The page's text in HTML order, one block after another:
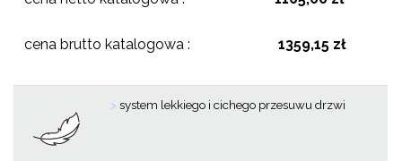
cena brutto katalogowa : 1359,15 zł
>system lekkiego i cichego przesuwu drzwi